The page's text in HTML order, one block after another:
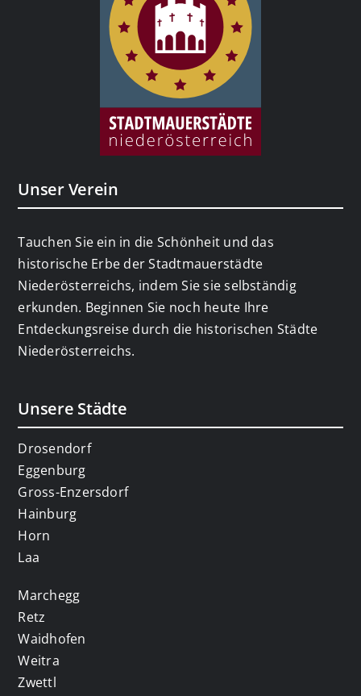
Unser Verein
Tauchen Sie ein in die Schönheit und das
historische Erbe der Stadtmauerstädte
Niederösterreichs, indem Sie sie selbständig
erkunden. Beginnen Sie noch heute Ihre
Entdeckungsreise durch die historischen Städte
Niederösterreichs.
Unsere Städte
Drosendorf
Eggenburg
Gross-Enzersdorf
Hainburg
Horn
Laa
Marchegg
Retz
Waidhofen
Weitra
Zwettl